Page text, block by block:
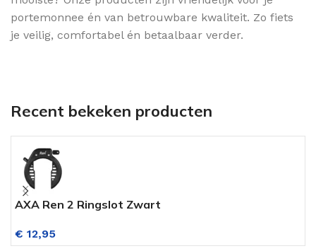
portemonnee én van betrouwbare kwaliteit. Zo fiets
je veilig, comfortabel én betaalbaar verder.
Recent bekeken producten
AXA Ren 2 Ringslot Zwart
€ 12,95